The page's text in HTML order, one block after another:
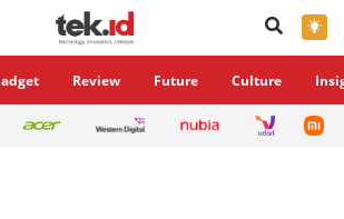
×
Review Future Culture